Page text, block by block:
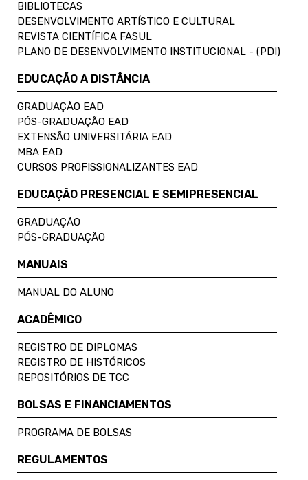
BIBLIOTECAS
DESENVOLVIMENTO ARTÍSTICO E CULTURAL
REVISTA CIENTÍFICA FASUL
PLANO DE DESENVOLVIMENTO INSTITUCIONAL - (PDI)
EDUCAÇÃO A DISTÂNCIA
GRADUAÇÃO EAD
PÓS-GRADUAÇÃO EAD
EXTENSÃO UNIVERSITÁRIA EAD
MBA EAD
CURSOS PROFISSIONALIZANTES EAD
EDUCAÇÃO PRESENCIAL E SEMIPRESENCIAL
GRADUAÇÃO
PÓS-GRADUAÇÃO
MANUAIS
MANUAL DO ALUNO
ACADÊMICO
REGISTRO DE DIPLOMAS
REGISTRO DE HISTÓRICOS
REPOSITÓRIOS DE TCC
BOLSAS E FINANCIAMENTOS
PROGRAMA DE BOLSAS
REGULAMENTOS